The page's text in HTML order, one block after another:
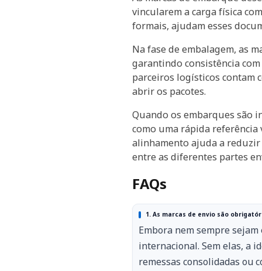
vincularem a carga física
formais, ajudam esses
Na fase de embalagem, as
garantindo consistência
parceiros logísticos contam
abrir os pacotes.
Quando os embarques são
como uma rápida referência
alinhamento ajuda a reduzir
entre as diferentes partes
FAQs
1. As marcas de envio são
Embora nem sempre
internacional. Sem elas, a
remessas consolidadas ou